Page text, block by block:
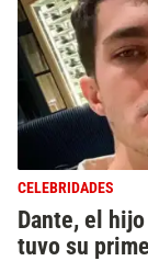
CELEBRIDADES
Dante, el
tuvo su